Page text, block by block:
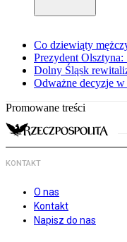
Co dziewiąty
Prezydent
Dolny Śląsk
Odważne decyzje w
Promowane treści
KONTAKT
O nas
Kontakt
Napisz do nas